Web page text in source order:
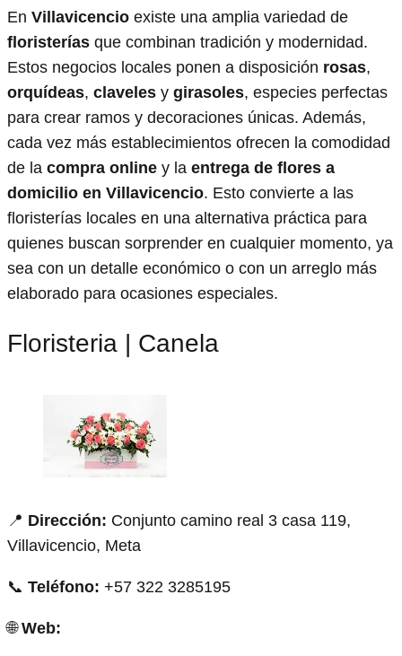
En Villavicencio existe una amplia variedad de
floristerías que combinan tradición y modernidad.
Estos negocios locales ponen a disposición rosas,
orquídeas, claveles y girasoles, especies perfectas
para crear ramos y decoraciones únicas. Además,
cada vez más establecimientos ofrecen la comodidad
de la compra online y la entrega de flores a
domicilio en Villavicencio. Esto convierte a las
floristerías locales en una alternativa práctica para
quienes buscan sorprender en cualquier momento, ya
sea con un detalle económico o con un arreglo más
elaborado para ocasiones especiales.
Floristeria | Canela
📍 Dirección: Conjunto camino real 3 casa 119,
Villavicencio, Meta
📞 Teléfono: +57 322 3285195
🌐Web: